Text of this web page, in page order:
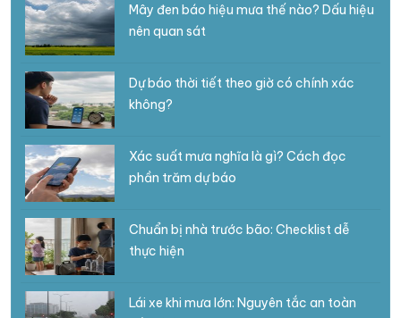
Mây đen báo hiệu mưa thế nào? Dấu hiệu
nên quan sát
Dự báo thời tiết theo giờ có chính xác
không?
Xác suất mưa nghĩa là gì? Cách đọc
phần trăm dự báo
Chuẩn bị nhà trước bão: Checklist dễ
thực hiện
Lái xe khi mưa lớn: Nguyên tắc an toàn